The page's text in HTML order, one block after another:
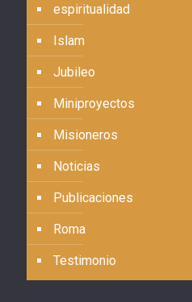
espiritualidad
Islam
Jubileo
Miniproyectos
Misioneros
Noticias
Publicaciones
Roma
Testimonio